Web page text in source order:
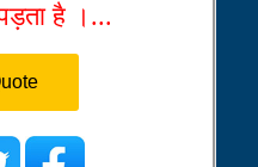
है ।...